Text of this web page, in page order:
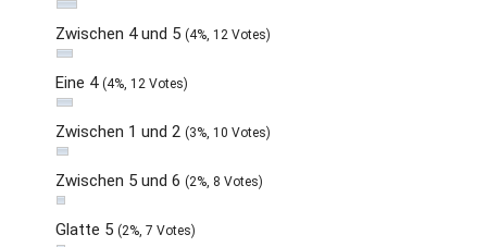
Zwischen 4 und 5 (4%, 12 Votes)
Eine 4 (4%, 12 Votes)
Zwischen 1 und 2 (3%, 10 Votes)
Zwischen 5 und 6 (2%, 8 Votes)
Glatte 5 (2%, 7 Votes)